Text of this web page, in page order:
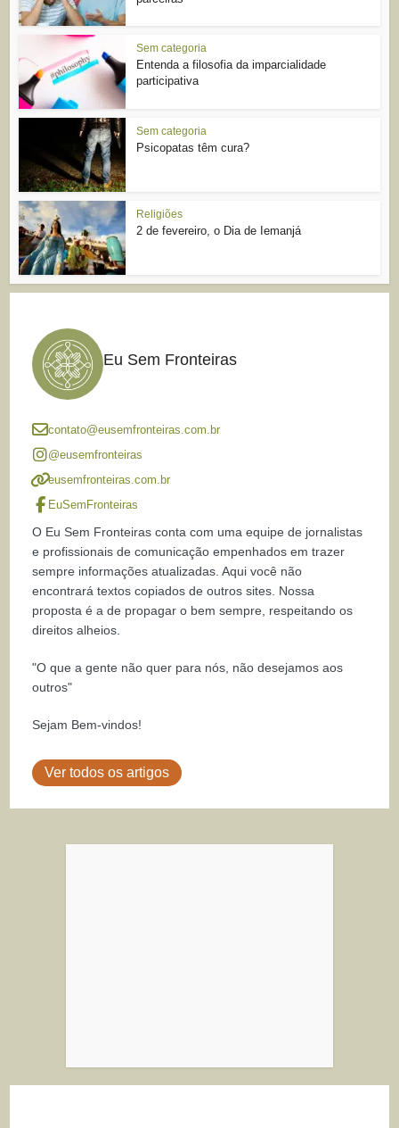
Sem categoria
Entenda a filosofia da imparcialidade
participativa
Sem categoria
Psicopatas têm cura?
Religiões
2 de fevereiro, o Dia de Iemanjá
Eu Sem Fronteiras
contato@eusemfronteiras.com.br
@eusemfronteiras
eusemfronteiras.com.br
EuSemFronteiras
O Eu Sem Fronteiras conta com uma equipe de jornalistas
e profissionais de comunicação empenhados em trazer
sempre informações atualizadas. Aqui você não
encontrará textos copiados de outros sites. Nossa
proposta é a de propagar o bem sempre, respeitando os
direitos alheios.
"O que a gente não quer para nós, não desejamos aos
outros"
Sejam Bem-vindos!
Ver todos os artigos